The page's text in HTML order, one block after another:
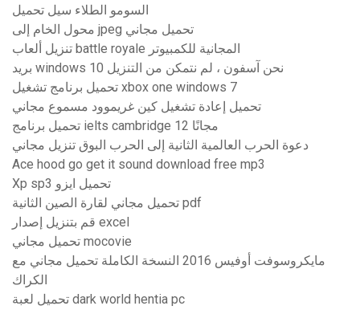
السومو الطلاء سيل تحميل
محول الخام إلى jpeg تحميل مجاني
تنزيل ألعاب battle royale المجانية للكمبيوتر
بريد windows 10 نحن آسفون ، لم نتمكن من التنزيل
تحميل برنامج تشغيل xbox one windows 7
تحميل إعادة تشغيل كين غريموود مسموع مجاني
تحميل برنامج ielts cambridge 12 مجانًا
دعوة الحرب العالمية الثانية إلى الحرب البوق تنزيل مجاني
Ace hood go get it sound download free mp3
Xp sp3 تحميل ايزو
تحميل مجاني لقارة الصين الثانية pdf
قم بتنزيل إصدار excel
تحميل مجاني mocovie
مايكروسوفت أوفيس 2016 النسخة الكاملة تحميل مجاني مع
الكراك
تحميل لعبة dark world hentia pc